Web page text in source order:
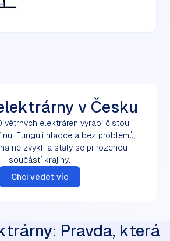
v Česku
větrných elektráren vyrábí čistou
Fungují hladce a bez problémů,
ně zvykli a staly se přirozenou
součástí krajiny.
Chci vědět víc
Pravda, která